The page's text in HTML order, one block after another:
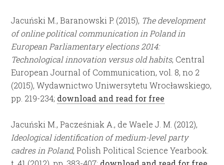
Jacuński M., Baranowski P. (2015), The development
of online political communication in Poland in
European Parliamentary elections 2014:
Technological innovation versus old habits, Central
European Journal of Communication, vol. 8, no 2
(2015), Wydawnictwo Uniwersytetu Wrocławskiego,
pp. 219-234; download and read for free
Jacuński M., Pacześniak A., de Waele J. M. (2012),
Ideological identification of medium-level party
cadres in Poland, Polish Political Science Yearbook.